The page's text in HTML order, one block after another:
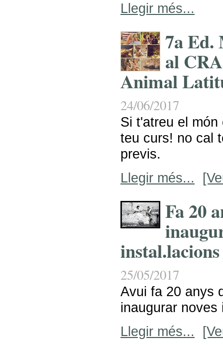
Llegir més...
7a Ed.
al
Animal
24/06/2017
Si t'atreu el
teu curs! no cal
previs.
Llegir més...
Fa 20
instal.lacions
25/05/2017
Avui fa 20 anys
inaugurar noves
Llegir més...